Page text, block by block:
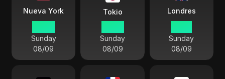
Nueva York
Sunday
08/09
Tokio
Sunday
08/09
Londres
Sunday
08/09